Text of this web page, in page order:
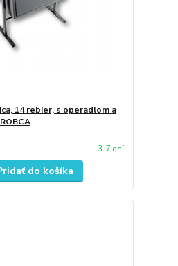
14 rebier, s operadlom a
3-7 dní
do košíka